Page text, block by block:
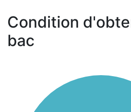
Condition
bac